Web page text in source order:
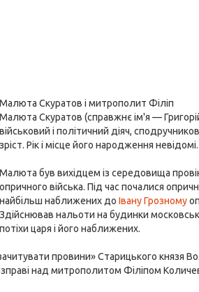
Малюта Скуратов і митрополит Філіп
Малюта Скуратов (справжнє ім'я —
військовий і політичний діяч,
зріст. Рік і місце його народження невідомі.
Малюта був вихідцем із середовища
опричного війська. Під час почалися
найбільш наближених доІвану Грозному
Здійснював нальоти на будинки
потіхи царя і його наближених.
провини» Старицького князя
над митрополитом Філіпом